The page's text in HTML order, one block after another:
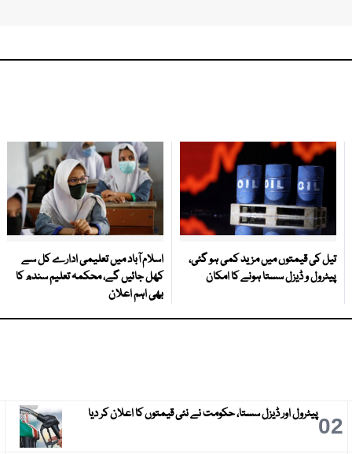
تیل کی قیمتوں میں مزید کمی ہو گئی،
پیٹرول و ڈیزل سستا ہونے کا امکان
اسلام آباد میں تعلیمی ادارے کل سے
کھل جائیں گے، محکمہ تعلیم سندھ کا
بھی اہم اعلان
02پیٹرول اور ڈیزل سستا، حکومت نے نئی قیمتوں کا اعلان کر دیا